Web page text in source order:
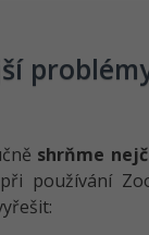
shrňme
používání